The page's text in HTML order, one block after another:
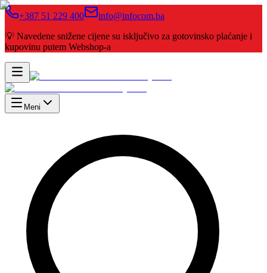
+387 51 229 400
info@infocom.ba
💡 Navedene snižene cijene su isključivo za gotovinsko plaćanje i
kupovinu putem Webshop-a
Meni